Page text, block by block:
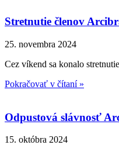
Stretnutie členov
25. novembra 2024
Cez víkend sa konalo
Pokračovať v čítaní »
Odpustová slávnosť
15. októbra 2024